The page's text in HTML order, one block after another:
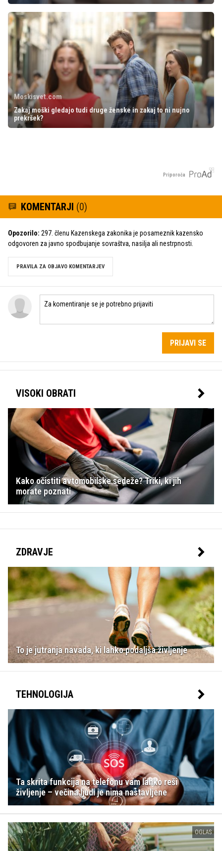
Moskisvet.com
Zakaj moški gledajo tudi druge ženske in zakaj to ni nujno
prekršek?
Priporoča
KOMENTARJI (0)
Opozorilo: 297. členu Kazenskega zakonika je posameznik kazensko
odgovoren za javno spodbujanje sovraštva, nasilja ali nestrpnosti.
PRAVILA ZA OBJAVO KOMENTARJEV
PRIJAVI SE
VISOKI OBRATI
Kako očistiti avtomobilske sedeže? Triki, ki jih
morate poznati
ZDRAVJE
To je jutranja navada, ki lahko podaljša življenje
TEHNOLOGIJA
Ta skrita funkcija na telefonu vam lahko reši
življenje – večina ljudi je nima nastavljene
OGLAS